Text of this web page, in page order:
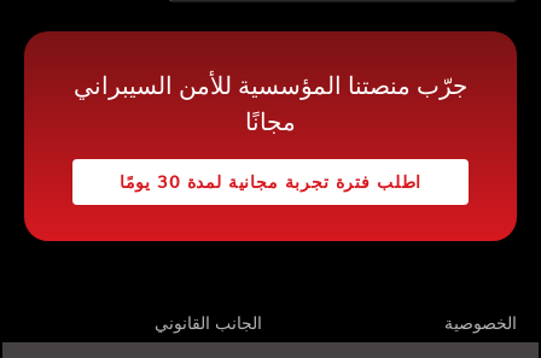
جرّب منصتنا المؤسسية للأمن السيبراني
مجانًا
اطلب فترة تجربة مجانية لمدة 30 يومًا
الخصوصية
الجانب القانوني